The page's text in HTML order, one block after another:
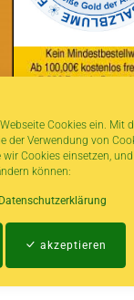
Cookies ein. Mit
der Verwendung von
wir Cookies einsetzen,
können:
Datenschutzerklärung
akzeptieren
Deutschlands,
mit den
und